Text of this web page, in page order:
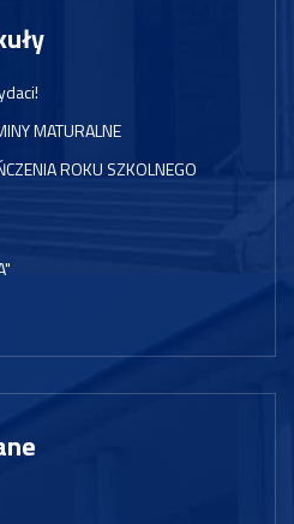
MATURALNE
ROKU SZKOLNEGO